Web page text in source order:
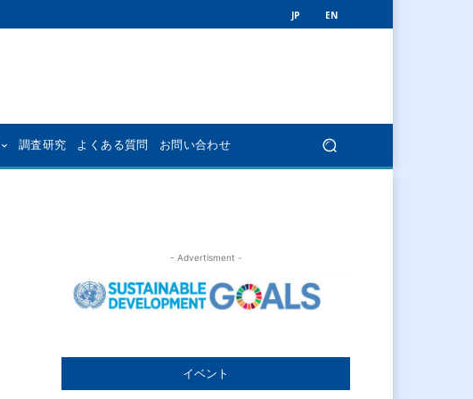
JP EN
調査研究 よくある質問 お問い合わせ
- Advertisment -
イベント